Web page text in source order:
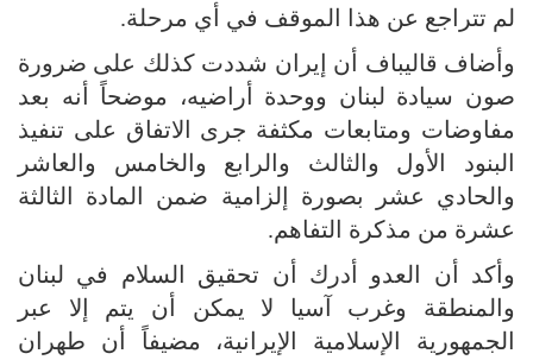
لم تتراجع عن هذا الموقف في أي مرحلة.
وأضاف قاليباف أن إيران شددت كذلك على ضرورة
صون سيادة لبنان ووحدة أراضيه، موضحاً أنه بعد
مفاوضات ومتابعات مكثفة جرى الاتفاق على تنفيذ
البنود الأول والثالث والرابع والخامس والعاشر
والحادي عشر بصورة إلزامية ضمن المادة الثالثة
عشرة من مذكرة التفاهم.
وأكد أن العدو أدرك أن تحقيق السلام في لبنان
والمنطقة وغرب آسيا لا يمكن أن يتم إلا عبر
الجمهورية الإسلامية الإيرانية، مضيفاً أن طهران